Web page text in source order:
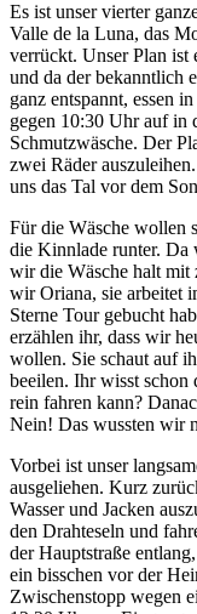
Es ist unser vierter
Valle de la Luna, das
verrückt. Unser Plan ist
und da der bekanntlich
ganz entspannt, essen
gegen 10:30 Uhr auf in
Schmutzwäsche. Der
zwei Räder
uns das Tal vor dem
Für die Wäsche wollen
die Kinnlade runter. Da
wir die Wäsche halt mit
wir Oriana, sie arbeitet
Sterne Tour gebucht
erzählen ihr, dass wir
wollen. Sie schaut auf
beeilen. Ihr wisst schon
rein fahren kann?
Nein! Das wussten wir
Vorbei ist unser
ausgeliehen. Kurz
Wasser und Jacken
den Drahteseln und
der Hauptstraße
ein bisschen vor der
Zwischenstopp wegen